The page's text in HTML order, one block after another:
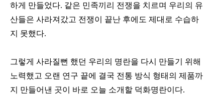
하게 만들었다. 같은 민족끼리 전쟁을 치르며 우리의 유
산들은 사라져갔고 전쟁이 끝난 후에도 제대로 수습하
지 못했다.
그렇게 사라질뻔 했던 우리의 명란을 다시 만들기 위해
노력했고 오랜 연구 끝에 결국 전통 방식 형태의 제품까
지 만들어낸 곳이 바로 오늘 소개할 덕화명란이다.